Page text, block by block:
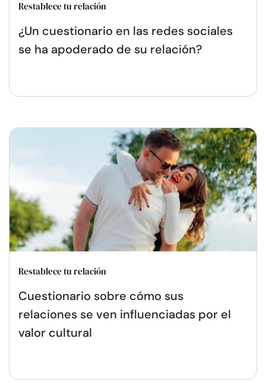
Restablece tu relación
¿Un cuestionario en las redes sociales
se ha apoderado de su relación?
Restablece tu relación
Cuestionario sobre cómo sus
relaciones se ven influenciadas por el
valor cultural